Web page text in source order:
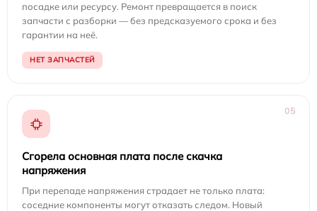
посадке или ресурсу. Ремонт превращается в поиск
запчасти с разборки — без предсказуемого срока и без
гарантии на неё.
НЕТ ЗАПЧАСТЕЙ
05
Сгорела основная плата после скачка
напряжения
При перепаде напряжения страдает не только плата:
соседние компоненты могут отказать следом. Новый